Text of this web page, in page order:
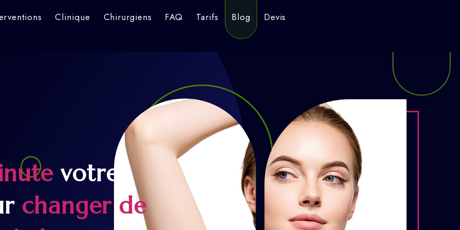
Clinique Chirurgiens FAQ Tarifs Blog Devis
votre
changer de